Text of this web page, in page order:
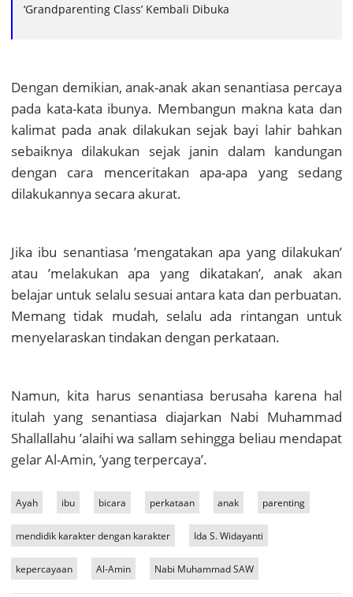
‘Grandparenting Class’ Kembali Dibuka
Dengan demikian, anak-anak akan senantiasa percaya
pada kata-kata ibunya. Membangun makna kata dan
kalimat pada anak dilakukan sejak bayi lahir bahkan
sebaiknya dilakukan sejak janin dalam kandungan
dengan cara menceritakan apa-apa yang sedang
dilakukannya secara akurat.
Jika ibu senantiasa ’mengatakan apa yang dilakukan’
atau ’melakukan apa yang dikatakan’, anak akan
belajar untuk selalu sesuai antara kata dan perbuatan.
Memang tidak mudah, selalu ada rintangan untuk
menyelaraskan tindakan dengan perkataan.
Namun, kita harus senantiasa berusaha karena hal
itulah yang senantiasa diajarkan Nabi Muhammad
Shallallahu ’alaihi wa sallam sehingga beliau mendapat
gelar Al-Amin, ’yang terpercaya’.
Ayah ibu bicara perkataan anak parenting
mendidik karakter dengan karakter Ida S. Widayanti
kepercayaan Al-Amin Nabi Muhammad SAW